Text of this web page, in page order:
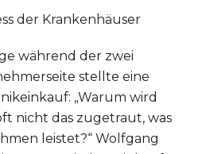
der Krankenhäuser
während der zwei
stellte eine
„Warum wird
nicht das zugetraut, was
leistet?“ Wolfgang